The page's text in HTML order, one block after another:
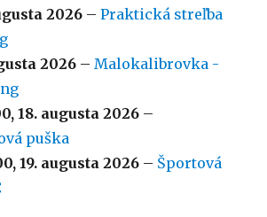
2026 –Praktická streľba
2026 –Malokalibrovka -
,18. augusta 2026 –
puška
,19. augusta 2026 – Športová